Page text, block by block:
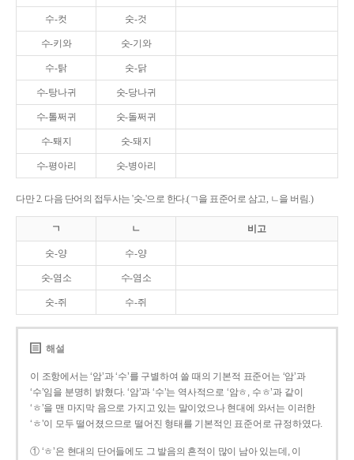
수-컷 숫-것
수-키와 숫-기와
수-탉 숫-닭
수-탕나귀 숫-당나귀
수-톨쩌귀 숫-돌쩌귀
수-퇘지 숫-돼지
수-평아리 숫-병아리
다만 2. 다음 단어의 접두사는 '숫-'으로 한다.(ㄱ을 표준어로 삼고, ㄴ을 버림.)
ㄱ ㄴ 비고
숫-양 수-양
숫-염소 수-염소
숫-쥐 수-쥐
해설
이 조항에서는 ‘암’과 ‘수’를 구별하여 쓸 때의 기본적 표준어는 ‘암’과
‘수’임을 분명히 밝혔다. ‘암’과 ‘수’는 역사적으로 ‘암ㅎ, 수ㅎ’과 같이
‘ㅎ’을 맨 마지막 음으로 가지고 있는 말이었으나 현대에 와서는 이러한
‘ㅎ’이 모두 떨어졌으므로 떨어진 형태를 기본적인 표준어로 규정하였다.
① ‘ㅎ’은 현대의 단어들에도 그 발음의 흔적이 많이 남아 있는데, 이